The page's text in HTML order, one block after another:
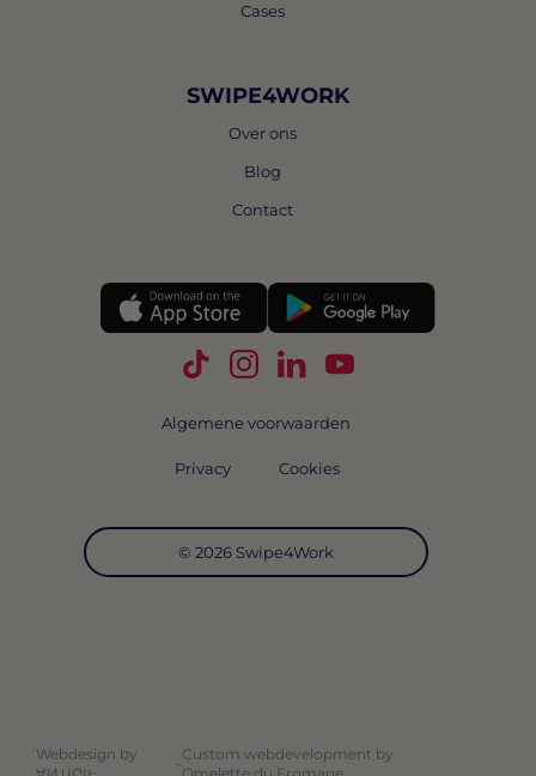
Cases
SWIPE4WORK
Over ons
Blog
Contact
Volg Swipe4Work op TikTok
Volg Swipe4Work op
Volg Swipe4Work op
Volg Swipe4Work
© 2026 Swipe4Work
Algemene voorwaarden
Privacy Cookies
Webdesign by
-
Custom webdevelopment by